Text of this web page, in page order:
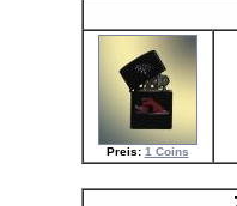
Preis: 1 Coins